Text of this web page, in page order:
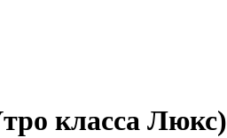
класса Люкс)